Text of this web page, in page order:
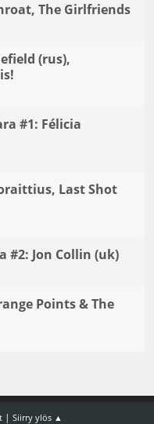
The Girlfriends
(rus),
#1: Félicia
Last Shot
#2: Jon Collin (uk)
Points & The
| Siirry ylös ▲